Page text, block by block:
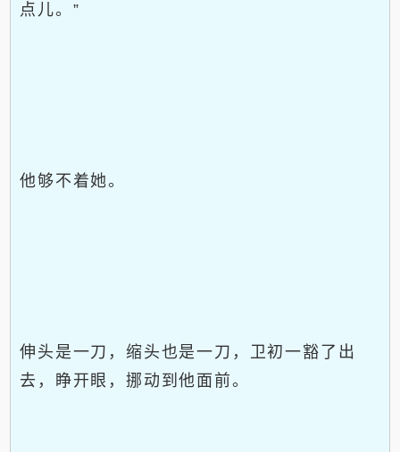
点儿。”
他够不着她。
伸头是一刀，缩头也是一刀，卫初一豁了出
去，睁开眼，挪动到他面前。